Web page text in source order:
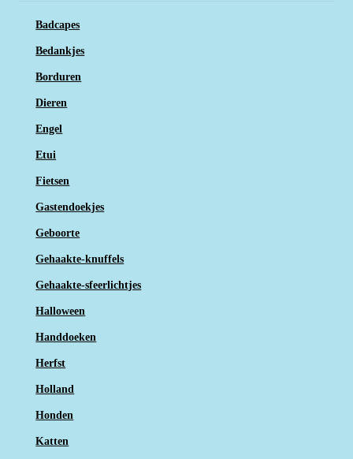
Badcapes
Bedankjes
Borduren
Dieren
Engel
Etui
Fietsen
Gastendoekjes
Geboorte
Gehaakte-knuffels
Gehaakte-sfeerlichtjes
Halloween
Handdoeken
Herfst
Holland
Honden
Katten